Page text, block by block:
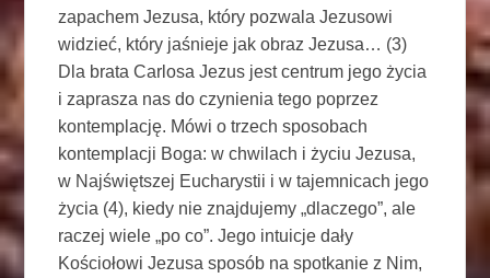
zapachem Jezusa, który pozwala Jezusowi
widzieć, który jaśnieje jak obraz Jezusa… (3)
Dla brata Carlosa Jezus jest centrum jego życia
i zaprasza nas do czynienia tego poprzez
kontemplację. Mówi o trzech sposobach
kontemplacji Boga: w chwilach i życiu Jezusa,
w Najświętszej Eucharystii i w tajemnicach jego
życia (4), kiedy nie znajdujemy „dlaczego”, ale
raczej wiele „po co”. Jego intuicje dały
Kościołowi Jezusa sposób na spotkanie z Nim,